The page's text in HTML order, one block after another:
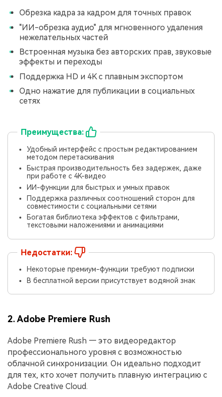
Обрезка кадра за кадром для точных правок
"ИИ-обрезка аудио" для мгновенного удаления
нежелательных частей
Встроенная музыка без авторских прав, звуковые
эффекты и переходы
Поддержка HD и 4K с плавным экспортом
Одно нажатие для публикации в социальных
сетях
Преимущества:
Удобный интерфейс с простым редактированием
методом перетаскивания
Быстрая производительность без задержек, даже
при работе с 4K-видео
ИИ-функции для быстрых и умных правок
Поддержка различных соотношений сторон для
совместимости с социальными сетями
Богатая библиотека эффектов с фильтрами,
текстовыми наложениями и анимациями
Недостатки:
Некоторые премиум-функции требуют подписки
В бесплатной версии присутствует водяной знак
󠀰2. Adobe Premiere Rush
Adobe Premiere Rush — это видеоредактор
профессионального уровня с возможностью
облачной синхронизации. Он идеально подходит
для тех, кто хочет получить плавную интеграцию с
Adobe Creative Cloud.